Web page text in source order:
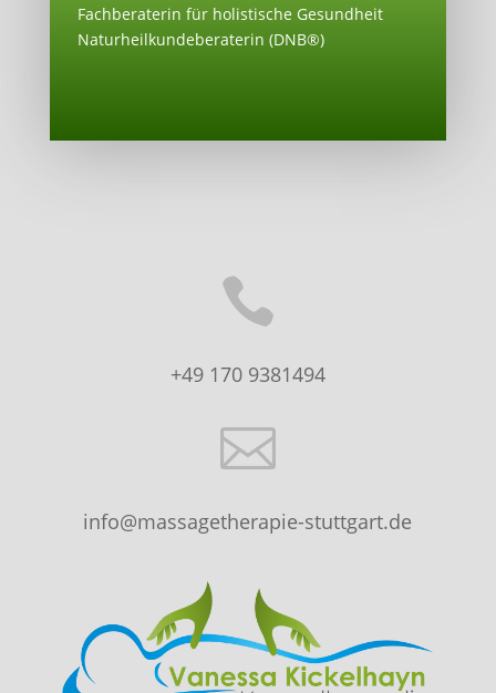
Fachberaterin für holistische Gesundheit
Naturheilkundeberaterin (DNB®)

+49 170 9381494

info@massagetherapie-stuttgart.de